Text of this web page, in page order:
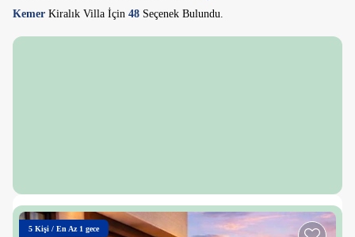
Kemer Kiralık Villa İçin 48 Seçenek Bulundu.
5 Kişi / En Az 1 gece